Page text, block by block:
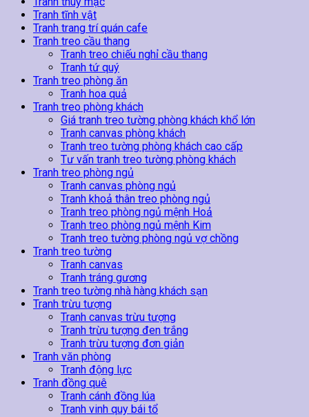
Tranh tĩnh vật
Tranh trang trí quán cafe
Tranh treo cầu thang
Tranh treo chiếu nghỉ cầu thang
Tranh tứ quý
Tranh treo phòng ăn
Tranh hoa quả
Tranh treo phòng khách
Giá tranh treo tường phòng khách khổ lớn
Tranh canvas phòng khách
Tranh treo tường phòng khách cao cấp
Tư vấn tranh treo tường phòng khách
Tranh treo phòng ngủ
Tranh canvas phòng ngủ
Tranh khoả thân treo phòng ngủ
Tranh treo phòng ngủ mệnh Hoả
Tranh treo phòng ngủ mệnh Kim
Tranh treo tường phòng ngủ vợ chồng
Tranh treo tường
Tranh canvas
Tranh tráng gương
Tranh treo tường nhà hàng khách sạn
Tranh trừu tượng
Tranh canvas trừu tượng
Tranh trừu tượng đen trắng
Tranh trừu tượng đơn giản
Tranh văn phòng
Tranh động lực
Tranh đồng quê
Tranh cánh đồng lúa
Tranh vinh quy bái tổ